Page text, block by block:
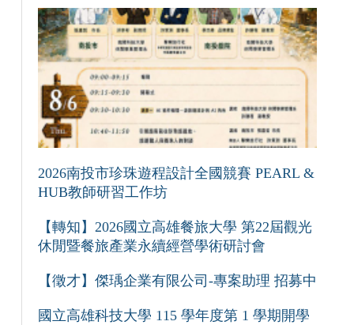
2026南投市珍珠遊程設計全國競賽 PEARL &
HUB教師研習工作坊
【轉知】2026國立高雄餐旅大學 第22屆觀光
休閒暨餐旅產業永續經營學術研討會
【徵才】傑瑀企業有限公司-專案助理 招募中
國立高雄科技大學 115 學年度第 1 學期開學